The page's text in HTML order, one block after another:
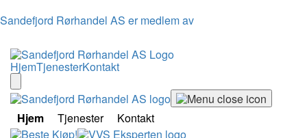
Sandefjord Rørhandel AS er medlem av
HjemTjenesterKontakt
Hjem Tjenester
Kontakt